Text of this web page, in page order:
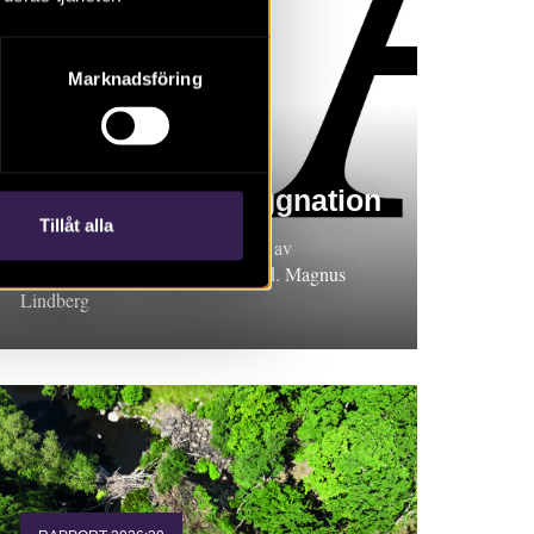
Marknadsföring
Tillåt alla
RAPPORT 2026:45
Område för nybyggnation
Arkeologisk undersökning i form av
schaktningsövervakning, Uppland. Magnus
Lindberg